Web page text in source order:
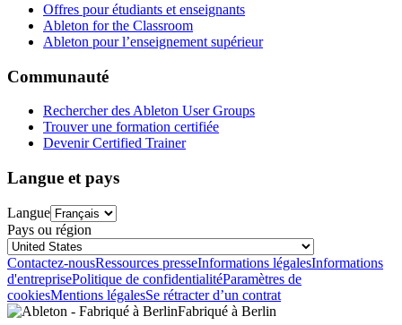
Offres pour étudiants et enseignants
Ableton for the Classroom
Ableton pour l’enseignement supérieur
Communauté
Rechercher des Ableton User Groups
Trouver une formation certifiée
Devenir Certified Trainer
Langue et pays
Langue
Pays ou région
Contactez-nousRessources presseInformations légalesInformations
d'entreprisePolitique de confidentialitéParamètres de
cookiesMentions légalesSe rétracter d’un contrat
Fabriqué à Berlin